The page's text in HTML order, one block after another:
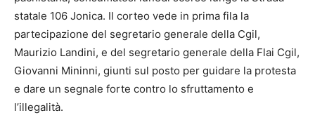
statale 106 Jonica. Il corteo vede in prima fila la
partecipazione del segretario generale della Cgil,
Maurizio Landini, e del segretario generale della Flai Cgil,
Giovanni Mininni, giunti sul posto per guidare la protesta
e dare un segnale forte contro lo sfruttamento e
l’illegalità.